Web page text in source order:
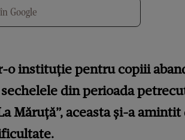
Google
o instituție pentru copiii
din perioada
Măruță”, aceasta și-a